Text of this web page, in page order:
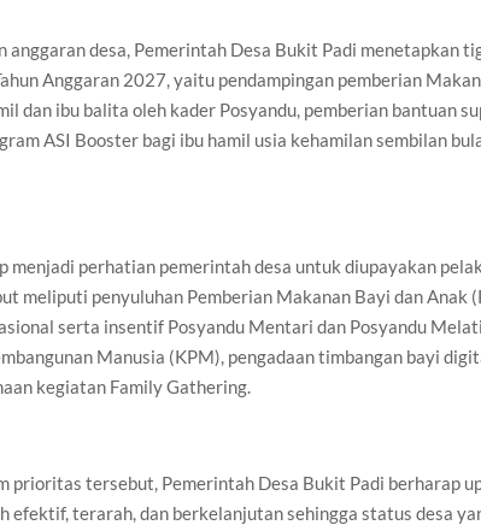
anggaran desa, Pemerintah Desa Bukit Padi menetapkan
Anggaran 2027, yaitu pendampingan pemberian
dan ibu balita oleh kader Posyandu, pemberian bantuan
ASI Booster bagi ibu hamil usia kehamilan sembilan
perhatian pemerintah desa untuk diupayakan
meliputi penyuluhan Pemberian Makanan Bayi dan Anak
serta insentif Posyandu Mentari dan Posyandu
Manusia (KPM), pengadaan timbangan bayi
kegiatan Family Gathering.
prioritas tersebut, Pemerintah Desa Bukit Padi berharap
efektif, terarah, dan berkelanjutan sehingga status desa